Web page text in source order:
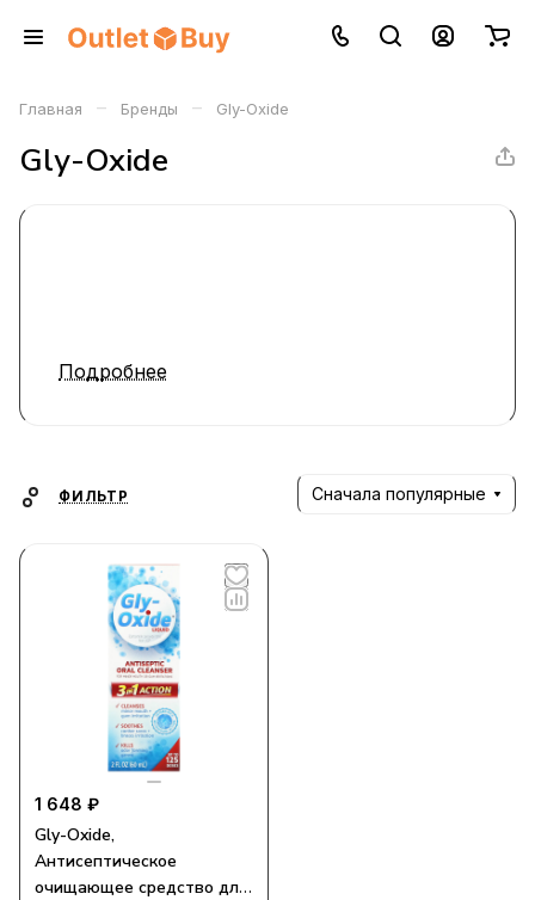
Главная – Бренды – Gly-Oxide
Gly-Oxide
Подробнее
ФИЛЬТР Сначала популярные
1 648 ₽
Gly-Oxide,
Антисептическое
очищающее средство для